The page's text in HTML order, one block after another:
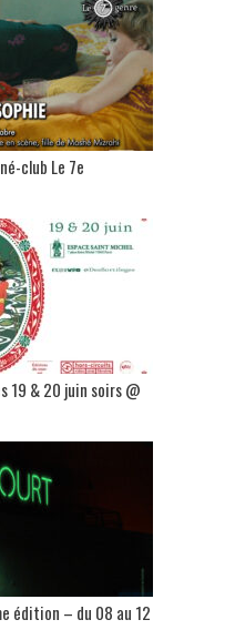
club Le 7e
19 & 20 juin soirs @
édition – du 08 au 12